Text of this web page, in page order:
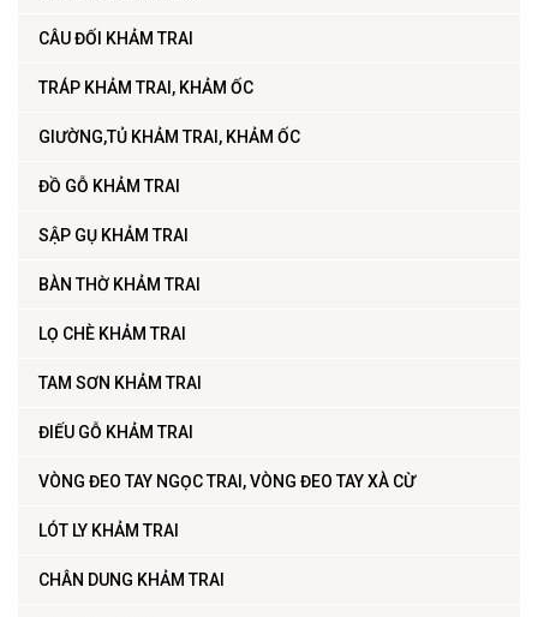
CÂU ĐỐI KHẢM TRAI
TRÁP KHẢM TRAI, KHẢM ỐC
GIƯỜNG,TỦ KHẢM TRAI, KHẢM ỐC
ĐỒ GỖ KHẢM TRAI
SẬP GỤ KHẢM TRAI
BÀN THỜ KHẢM TRAI
LỌ CHÈ KHẢM TRAI
TAM SƠN KHẢM TRAI
ĐIẾU GỖ KHẢM TRAI
VÒNG ĐEO TAY NGỌC TRAI, VÒNG ĐEO TAY XÀ CỪ
LÓT LY KHẢM TRAI
CHÂN DUNG KHẢM TRAI